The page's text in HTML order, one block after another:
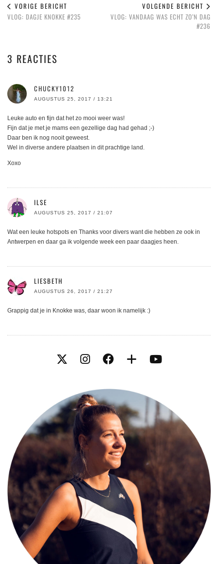
VORIGE BERICHT
VLOG: DAGJE KNOKKE #235
VOLGENDE BERICHT
VLOG: VANDAAG WAS ECHT ZO’N DAG
#236
3 REACTIES
CHUCKY1012
AUGUSTUS 25, 2017 / 13:21
Leuke auto en fijn dat het zo mooi weer was!
Fijn dat je met je mams een gezellige dag had gehad ;-)
Daar ben ik nog nooit geweest.
Wel in diverse andere plaatsen in dit prachtige land.
Xoxo
ILSE
AUGUSTUS 25, 2017 / 21:07
Wat een leuke hotspots en Thanks voor divers want die hebben ze ook in
Antwerpen en daar ga ik volgende week een paar daagjes heen.
LIESBETH
AUGUSTUS 26, 2017 / 21:27
Grappig dat je in Knokke was, daar woon ik namelijk :)